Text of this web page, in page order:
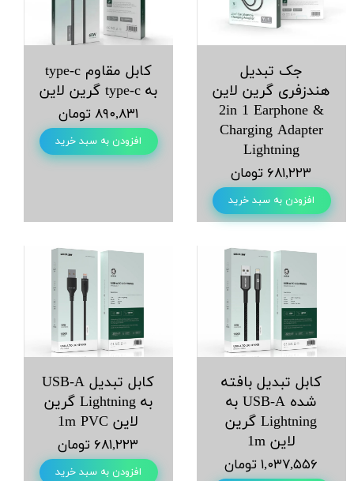
جک تبدیل
هندزفری گرین لاین
2in 1 Earphone &
Charging Adapter
Lightning
۶۸۱,۲۲۳ تومان
افزودن به سبد خرید
کابل مقاوم type-c
به type-c گرین لاین
۸۹۰,۸۳۱ تومان
افزودن به سبد خرید
کابل تبدیل باﻓﺘﻪ
ﺷﺪە USB-A به
Lightning گرین
لاین 1m
۱,۰۳۷,۵۵۶ تومان
کابل تبدیل USB-A
به Lightning گرین
لاین 1m PVC
۶۸۱,۲۲۳ تومان
افزودن به سبد خرید